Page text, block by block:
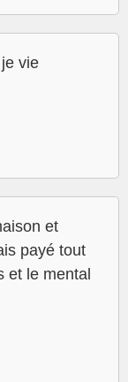
vie
et
payé tout
et le mental